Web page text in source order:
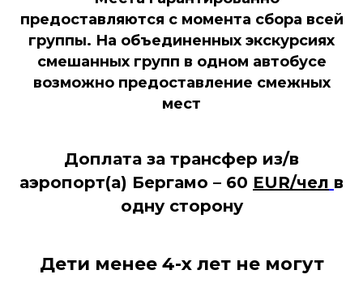
предоставляются с момента сбора всей
группы. На объединенных экскурсиях
смешанных групп в одном автобусе
возможно предоставление смежных
мест
Доплата за трансфер из/в
аэропорт(а) Бергамо – 60 EUR/чел в
одну сторону
Дети менее 4-х лет не могут